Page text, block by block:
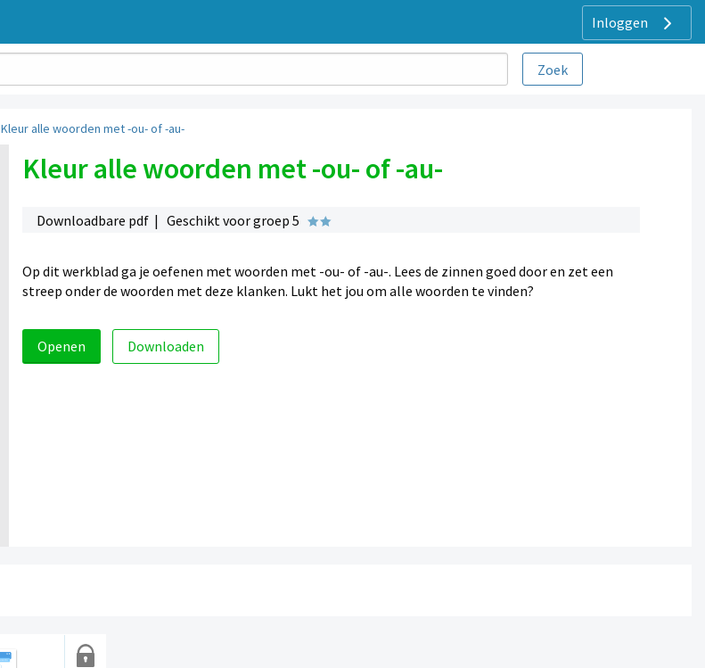
Inloggen
Kleur alle woorden met -ou- of -au-
Kleur alle woorden met -ou- of -au-
Downloadbare pdf | Geschikt voor groep 5
Op dit werkblad ga je oefenen met woorden met -ou- of -au-. Lees de zinnen goed door en zet een
streep onder de woorden met deze klanken. Lukt het jou om alle woorden te vinden?
Openen Downloaden